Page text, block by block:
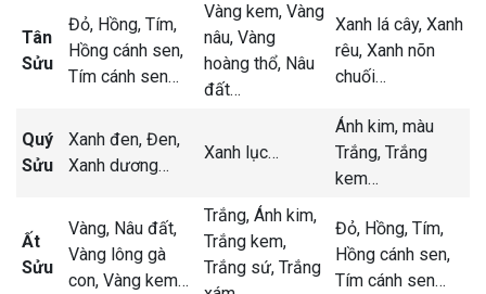
Tân
Sửu
Đỏ, Hồng, Tím,
Hồng cánh sen,
Tím cánh sen…
Vàng kem, Vàng
nâu, Vàng
hoàng thổ, Nâu
đất…
Xanh lá cây, Xanh
rêu, Xanh nõn
chuối…
Quý
Sửu
Xanh đen, Đen,
Xanh dương…
Xanh lục…
Ánh kim, màu
Trắng, Trắng
kem…
Ất
Sửu
Vàng, Nâu đất,
Vàng lông gà
con, Vàng kem…
Trắng, Ánh kim,
Trắng kem,
Trắng sứ, Trắng
Đỏ, Hồng, Tím,
Hồng cánh sen,
Tím cánh sen…